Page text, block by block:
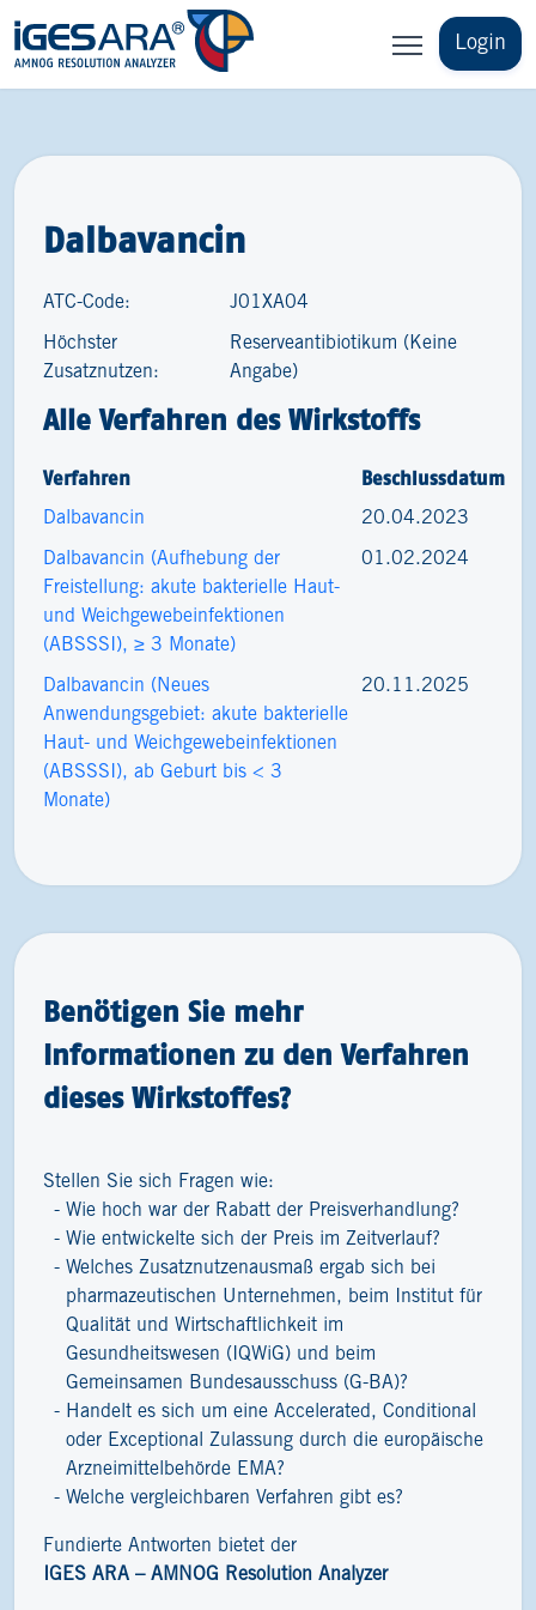
Login
Dalbavancin
ATC-Code: J01XA04
Höchster
Zusatznutzen:
Reserveantibiotikum (Keine
Angabe)
Alle Verfahren des Wirkstoffs
Verfahren Beschlussdatum
Dalbavancin 20.04.2023
Dalbavancin (Aufhebung der
Freistellung: akute bakterielle Haut-
und Weichgewebeinfektionen
(ABSSSI), ≥ 3 Monate)
01.02.2024
Dalbavancin (Neues
Anwendungsgebiet: akute bakterielle
Haut- und Weichgewebeinfektionen
(ABSSSI), ab Geburt bis < 3
Monate)
20.11.2025
Benötigen Sie mehr
Informationen zu den Verfahren
dieses Wirkstoffes?
Stellen Sie sich Fragen wie:
Wie hoch war der Rabatt der Preisverhandlung?
Wie entwickelte sich der Preis im Zeitverlauf?
Welches Zusatznutzenausmaß ergab sich bei
pharmazeutischen Unternehmen, beim Institut für
Qualität und Wirtschaftlichkeit im
Gesundheitswesen (IQWiG) und beim
Gemeinsamen Bundesausschuss (G-BA)?
Handelt es sich um eine Accelerated, Conditional
oder Exceptional Zulassung durch die europäische
Arzneimittelbehörde EMA?
Welche vergleichbaren Verfahren gibt es?
Fundierte Antworten bietet der
IGES ARA – AMNOG Resolution Analyzer